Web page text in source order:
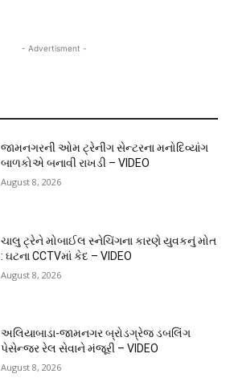
- Advertisment -
જામનગરની ઓમ ટ્રેનીંગ સેન્ટરના મનોદિવ્યાંગ
બાળકોએ બનાવી રાખડી – VIDEO
August 8, 2026
ચાલુ ટ્રેને મોબાઈલ સ્નેચિંગના કારણે યુવકનું મોત
: ઘટના CCTVમાં કેદ – VIDEO
August 8, 2026
અલિયાબાડા-જામનગર બ્રોડગ્રેજ ડબલિંગ
પેસેન્જર રેલ સેવાને મંજૂરી – VIDEO
August 8, 2026